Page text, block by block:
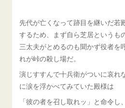
先代が亡くなって跡目を継いだ若
するため、まず自ら芝居というも
三太夫がとめるのも聞かず役者を
れが峠の殺し場だ。
演じすすんで十兵衛がついに哀れ
に涙を浮かべてみていた殿様は
「彼の者を召し取れッ」と命令し